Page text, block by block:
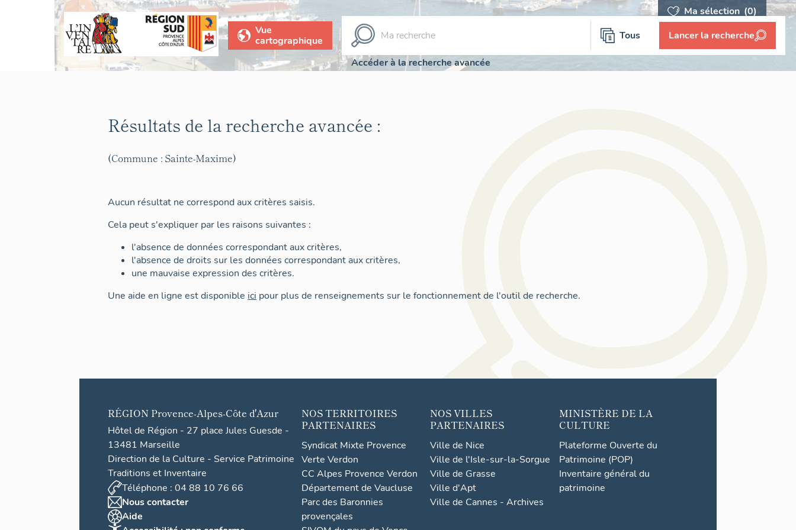
Ma sélection (0)
Vue
cartographique
Tous Lancer la recherche
Accéder à la recherche avancée
Résultats de la recherche avancée :
(Commune : Sainte-Maxime)
Aucun résultat ne correspond aux critères saisis.
Cela peut s'expliquer par les raisons suivantes :
l'absence de données correspondant aux critères,
l'absence de droits sur les données correspondant aux critères,
une mauvaise expression des critères.
Une aide en ligne est disponible ici pour plus de renseignements sur le fonctionnement de l'outil de recherche.
RÉGION Provence-Alpes-Côte d'Azur
Hôtel de Région - 27 place Jules Guesde -
13481 Marseille
Direction de la Culture - Service Patrimoine
Traditions et Inventaire
Téléphone : 04 88 10 76 66
Nous contacter
Aide
NOS TERRITOIRES
PARTENAIRES
Syndicat Mixte Provence
Verte Verdon
CC Alpes Provence Verdon
Département de Vaucluse
Parc des Baronnies
provençales
NOS VILLES
PARTENAIRES
Ville de Nice
Ville de l'Isle-sur-la-Sorgue
Ville de Grasse
Ville d'Apt
Ville de Cannes - Archives
MINISTÈRE DE LA
CULTURE
Plateforme Ouverte du
Patrimoine (POP)
Inventaire général du
patrimoine